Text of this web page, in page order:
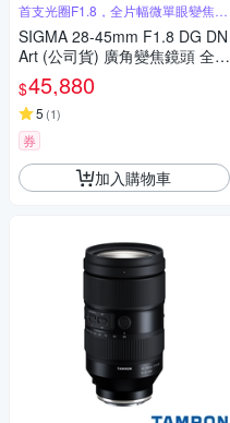
首支光圈F1.8，全片幅微單眼變焦鏡
頭
SIGMA 28-45mm F1.8 DG DN
Art (公司貨) 廣角變焦鏡頭 全片
幅無反微單眼鏡頭 旅遊鏡
$45,880
5 (1)
券
加入購物車